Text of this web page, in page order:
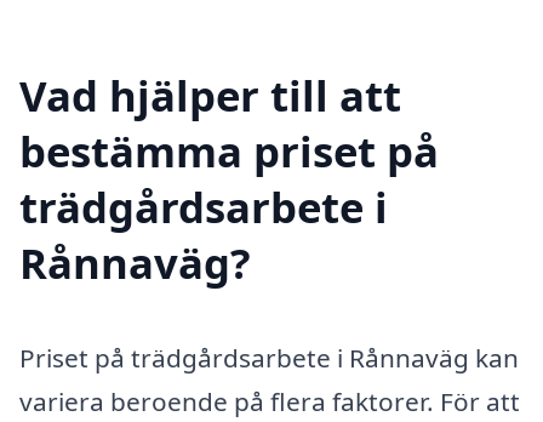
Vad hjälper till att
bestämma priset på
trädgårdsarbete i
Rånnaväg?
Priset på trädgårdsarbete i Rånnaväg kan
variera beroende på flera faktorer. För att